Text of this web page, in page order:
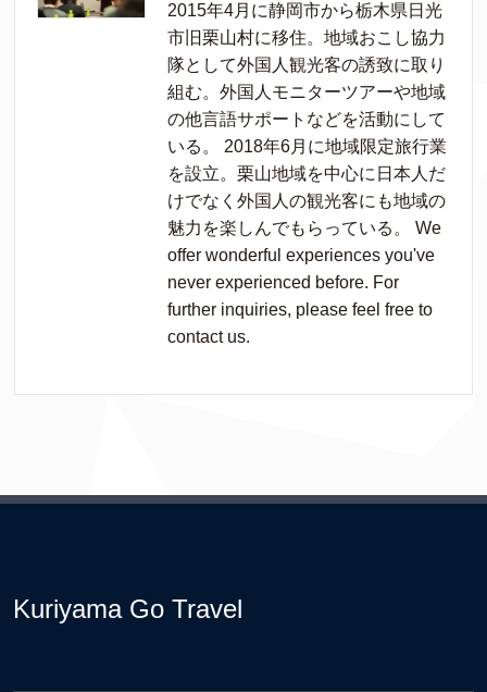
2015年4月に静岡市から栃木県日光
市旧栗山村に移住。地域おこし協力
隊として外国人観光客の誘致に取り
組む。外国人モニターツアーや地域
の他言語サポートなどを活動にして
いる。 2018年6月に地域限定旅行業
を設立。栗山地域を中心に日本人だ
けでなく外国人の観光客にも地域の
魅力を楽しんでもらっている。 We
offer wonderful experiences you've
never experienced before. For
further inquiries, please feel free to
contact us.
Kuriyama Go Travel